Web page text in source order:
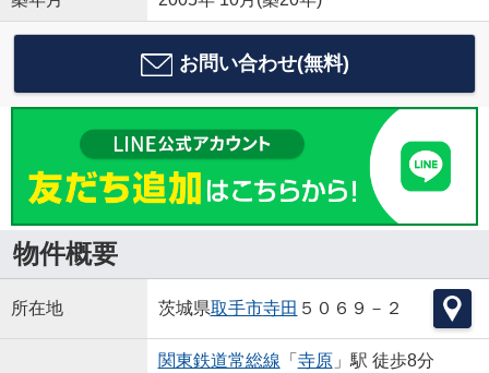
お問い合わせ(無料)
物件概要
所在地 茨城県取手市寺田 ５０６９－２
関東鉄道常総線 「 寺原」駅 徒歩8分